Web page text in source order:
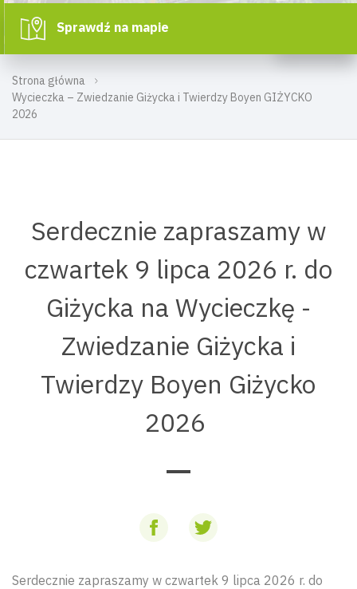
Strona główna
Wycieczka – Zwiedzanie Giżycka i Twierdzy Boyen GIŻYCKO
2026
Sprawdź na mapie
Serdecznie zapraszamy w
czwartek 9 lipca 2026 r. do
Giżycka na Wycieczkę -
Zwiedzanie Giżycka i
Twierdzy Boyen Giżycko
2026
Serdecznie zapraszamy w czwartek 9 lipca 2026 r. do